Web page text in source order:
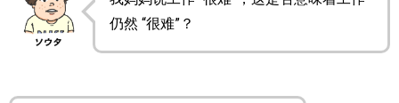
仍然 “很难”？